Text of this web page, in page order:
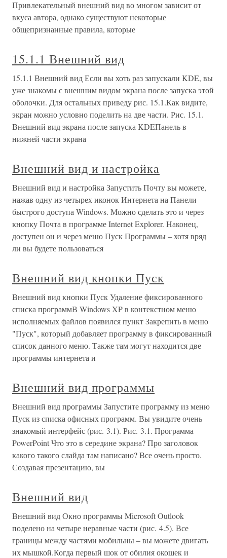
Привлекательный внешний вид во многом зависит от
вкуса автора, однако существуют некоторые
общепризнанные правила, которые
15.1.1 Внешний вид
15.1.1 Внешний вид Если вы хоть раз запускали KDE, вы
уже знакомы с внешним видом экрана после запуска этой
оболочки. Для остальных приведу рис. 15.1.Как видите,
экран можно условно поделить на две части. Рис. 15.1.
Внешний вид экрана после запуска KDEПанель в
нижней части экрана
Внешний вид и настройка
Внешний вид и настройка Запустить Почту вы можете,
нажав одну из четырех иконок Интернета на Панели
быстрого доступа Windows. Можно сделать это и через
кнопку Почта в программе Internet Explorer. Наконец,
доступен он и через меню Пуск Программы – хотя вряд
ли вы будете пользоваться
Внешний вид кнопки Пуск
Внешний вид кнопки Пуск Удаление фиксированного
списка программВ Windows XP в контекстном меню
исполняемых файлов появился пункт Закрепить в меню
"Пуск", который добавляет программу в фиксированный
список данного меню. Также там могут находится две
программы интернета и
Внешний вид программы
Внешний вид программы Запустите программу из меню
Пуск из списка офисных программ. Вы увидите очень
знакомый интерфейс (рис. 3.1). Рис. 3.1. Программа
PowerPoint Что это в середине экрана? Про заголовок
какого такого слайда там написано? Все очень просто.
Создавая презентацию, вы
Внешний вид
Внешний вид Окно программы Microsoft Outlook
поделено на четыре неравные части (рис. 4.5). Все
границы между частями мобильны – вы можете двигать
их мышкой.Когда первый шок от обилия окошек и